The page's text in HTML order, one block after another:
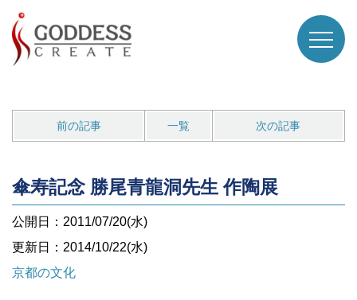
前の記事 一覧 次の記事
傘寿記念 勝尾青龍洞先生 作陶展
公開日：2011/07/20(水)
更新日：2014/10/22(水)
京都の文化